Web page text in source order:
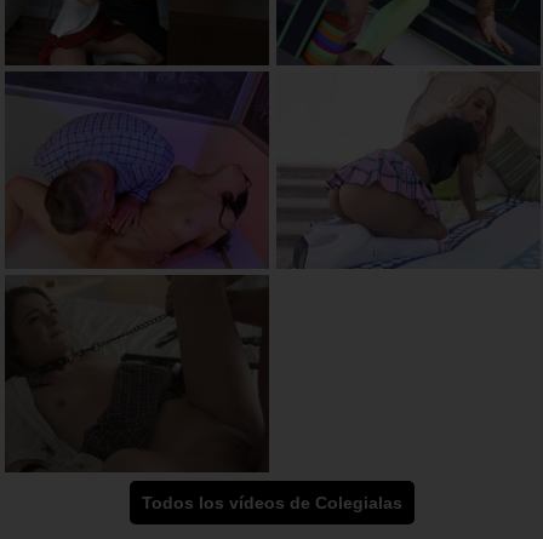
Todos los vídeos de Colegialas